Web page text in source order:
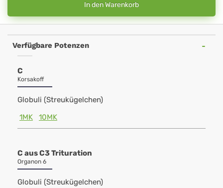
In den Warenkorb
Verfügbare Potenzen
C
Korsakoff
Globuli (Streukügelchen)
1MK
10MK
C aus C3 Trituration
Organon 6
Globuli (Streukügelchen)